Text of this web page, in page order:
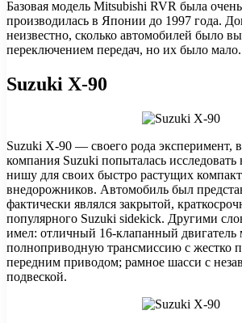
Базовая модель Mitsubishi RVR была
производилась в Японии до 1997 года.
неизвестно, сколько автомобилей было
переключением передач, но их было мало.
Suzuki X-90
Suzuki X-90 — своего рода эксперимент, в
компания Suzuki попыталась
нишу для своих быстро растущих
внедорожников. Автомобиль был
фактически являлся закрытой,
популярного Suzuki sidekick. Другими
имел: отличный 16-клапанный
полноприводную трансмиссию с жестко
передним приводом; рамное шасси с
подвеской.